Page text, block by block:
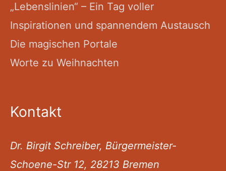
„Lebenslinien“ – Ein Tag voller
Inspirationen und spannendem Austausch
Die magischen Portale
Worte zu Weihnachten
Kontakt
Dr. Birgit Schreiber, Bürgermeister-
Schoene-Str 12, 28213 Bremen